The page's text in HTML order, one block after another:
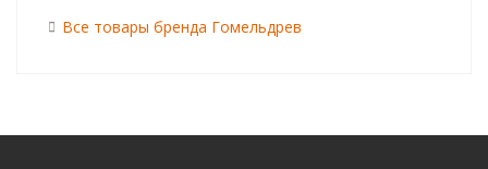
Все товары бренда Гомельдрев